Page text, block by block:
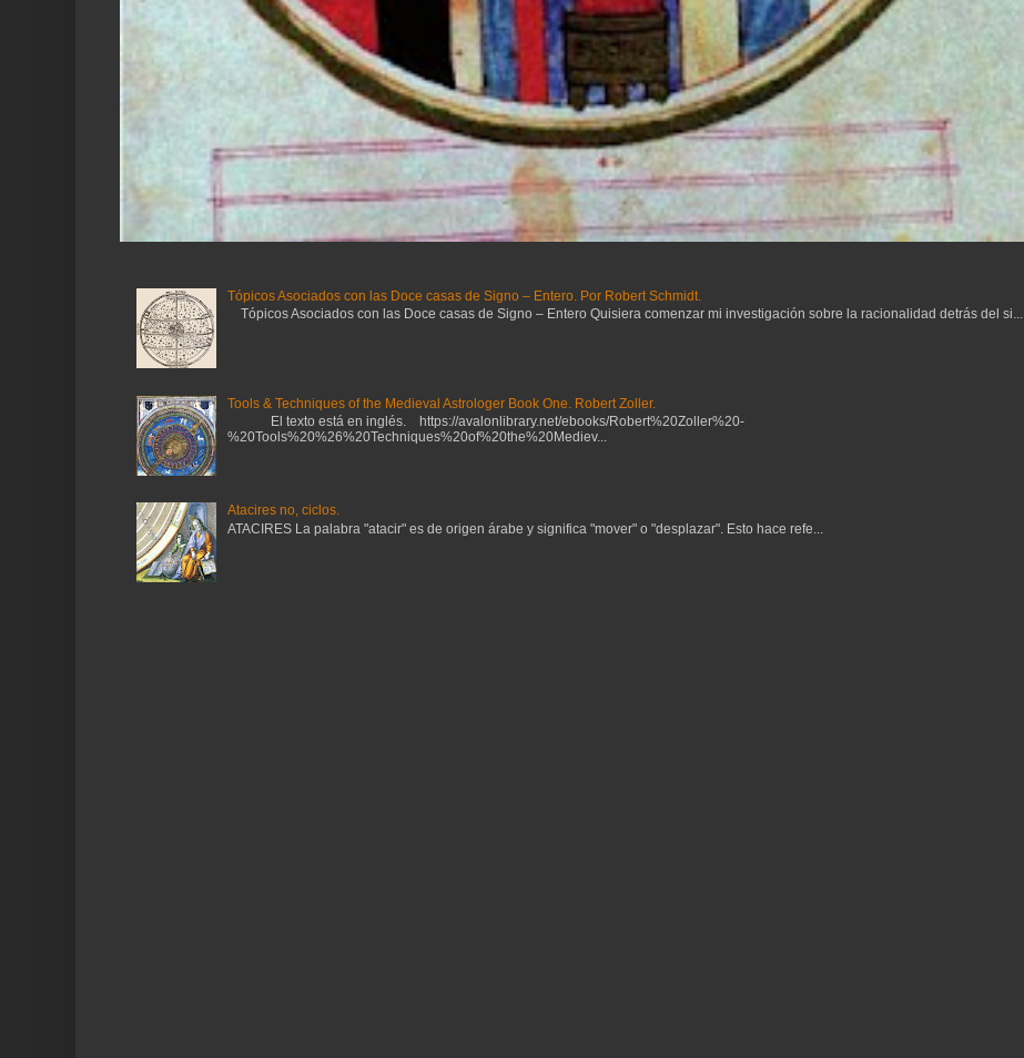
Tópicos Asociados con las Doce casas de Signo – Entero. Por Robert Schmidt.
Tópicos Asociados con las Doce casas de Signo – Entero Quisiera comenzar mi investigación sobre la racionalidad detrás del si...
Tools & Techniques of the Medieval Astrologer Book One. Robert Zoller.
El texto está en inglés. https://avalonlibrary.net/ebooks/Robert%20Zoller%20-
%20Tools%20%26%20Techniques%20of%20the%20Mediev...
Atacires no, ciclos.
ATACIRES La palabra "atacir" es de origen árabe y significa "mover" o "desplazar". Esto hace refe...